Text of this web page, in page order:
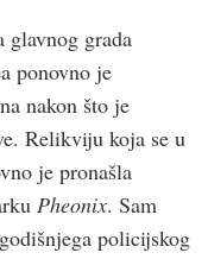
glavnog grada
ponovno je
nakon što je
Relikviju koja se u
je pronašla
Pheonix. Sam
policijskog